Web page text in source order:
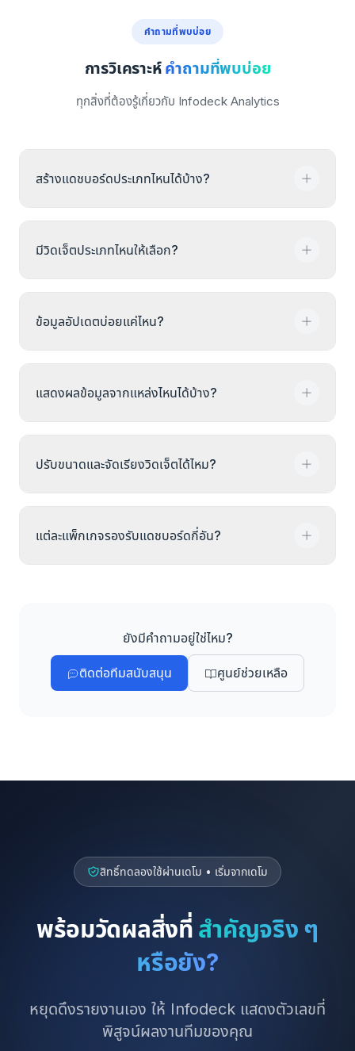
คำถามที่พบบ่อย
การวิเคราะห์ คำถามที่พบบ่อย
ทุกสิ่งที่ต้องรู้เกี่ยวกับ Infodeck Analytics
สร้างแดชบอร์ดประเภทไหนได้บ้าง?
มอนิเตอร์สำหรับข้อมูลเรียลไทม์พร้อมรีเฟรชอัตโนมัติ
(เหมาะกับทีมปฏิบัติการและจอ NOC) และแดชบอร์ด
รายงานสำหรับข้อมูลย้อนหลังพร้อมเลือกช่วงเวลา
(เหมาะกับการวิเคราะห์และการปฏิบัติตามข้อกำหนด)
มีวิดเจ็ตประเภทไหนให้เลือก?
สำหรับแนวโน้มตามเวลา กราฟผสมสำหรับเปรียบเทียบ
หลายตัวชี้วัด mini-chart cards สำหรับมุมมองกะทัดรัด
และวิดเจ็ตรวมข้อมูลสำหรับภาพรวมอุปกรณ์
ข้อมูลอัปเดตบ่อยแค่ไหน?
รายงานข้อมูล คุณกำหนดช่วงรีเฟรชเองได้ แดชบอร์ด
รายงานแสดงข้อมูลย้อนหลังตามช่วงเวลาที่เลือก
แสดงผลข้อมูลจากแหล่งไหนได้บ้าง?
คุณภาพอากาศ) มิเตอร์พลังงาน และข้อมูลใบสั่งงาน
ประเภทวิดเจ็ตรวมถึงวิดเจ็ตนับจำนวนและกราฟสถานะ
สำหรับใบสั่งงาน
ปรับขนาดและจัดเรียงวิดเจ็ตได้ไหม?
ควบคุมความกว้าง ความสูง และตำแหน่งเพื่อสร้างเลย์
เอาต์แดชบอร์ดตามต้องการ
แต่ละแพ็กเกจรองรับแดชบอร์ดกี่อัน?
24 ตัว, Enterprise: ไม่จำกัดทั้งหมด วิดเจ็ต 50 ตัว
ยังมีคำถามอยู่ใช่ไหม?
ติดต่อทีมสนับสนุน ศูนย์ช่วยเหลือ
สิทธิ์ทดลองใช้ผ่านเดโม • เริ่มจากเดโม
พร้อมวัดผลสิ่งที่ สำคัญจริง ๆ
หรือยัง?
หยุดดึงรายงานเอง ให้ Infodeck แสดงตัวเลขที่
พิสูจน์ผลงานทีมของคุณ